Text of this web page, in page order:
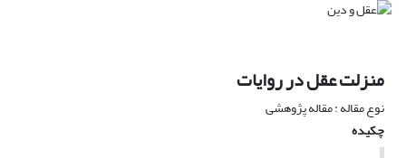
منزلت عقل در روایات
نوع مقاله : مقاله پژوهشی
چکیده